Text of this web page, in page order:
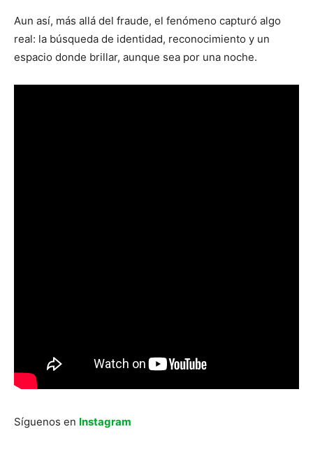
Aun así, más allá del fraude, el fenómeno capturó algo
real: la búsqueda de identidad, reconocimiento y un
espacio donde brillar, aunque sea por una noche.
Síguenos en Instagram